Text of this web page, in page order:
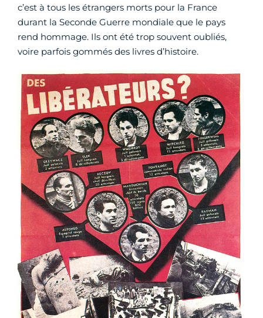
c’est à tous les étrangers morts pour la France
durant la Seconde Guerre mondiale que le pays
rend hommage. Ils ont été trop souvent oubliés,
voire parfois gommés des livres d’histoire.